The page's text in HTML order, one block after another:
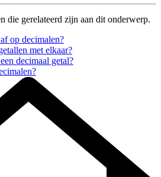
die gerelateerd zijn aan dit onderwerp.
op decimalen?
met elkaar?
decimaal getal?